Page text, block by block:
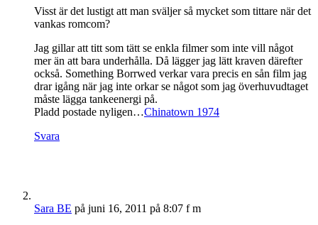
Visst är det lustigt att man sväljer så mycket som tittare när det
vankas romcom?
Jag gillar att titt som tätt se enkla filmer som inte vill något
mer än att bara underhålla. Då lägger jag lätt kraven därefter
också. Something Borrwed verkar vara precis en sån film jag
drar igång när jag inte orkar se något som jag överhuvudtaget
måste lägga tankeenergi på.
Pladd postade nyligen…Chinatown 1974
Svara
Sara BE på juni 16, 2011 på 8:07 f m